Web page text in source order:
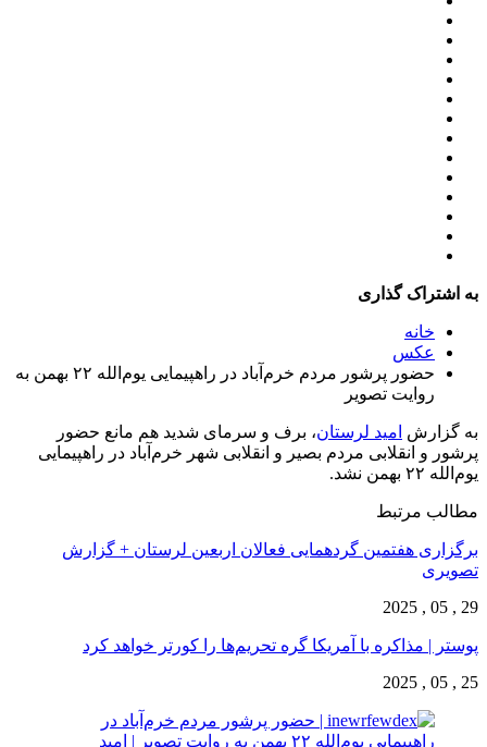
به اشتراک گذاری
خانه
عكس
حضور پرشور مردم خرم‌آباد در راهپیمایی یوم‌الله ۲۲ بهمن به
روایت تصویر
به گزارش امید لرستان، برف و سرمای شدید هم مانع حضور
پرشور و انقلابی مردم بصیر و انقلابی شهر خرم‌آباد در راهپیمایی
یوم‌الله ۲۲ بهمن نشد.
مطالب مرتبط
برگزاری هفتمین گردهمایی فعالان اربعین لرستان + گزارش
تصویری
29 , 05 , 2025
پوستر | مذاکره با آمریکا گره تحریم‌ها را کورتر خواهد کرد
25 , 05 , 2025